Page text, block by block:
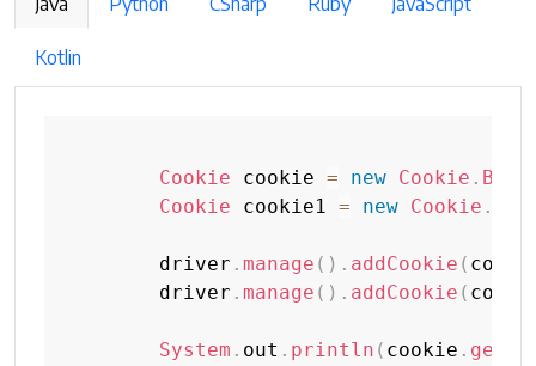
Kotlin
Cookie cookie = new Cookie .
Cookie cookie1 = new Cookie .
        driver
. manage ( ) . addCookie (
        driver
. manage ( ) . addCookie (
System . out . println ( cookie .